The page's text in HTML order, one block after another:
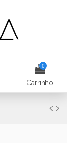
0
Carrinho